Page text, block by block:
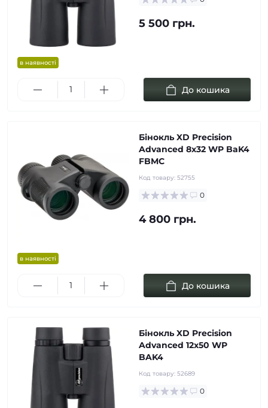
в наявності
5 500 грн.
До кошика
в наявності
Бінокль XD Precision
Advanced 8х32 WP BaK4
FBMC
Код товару: 52755
0
4 800 грн.
До кошика
Бінокль XD Precision
Advanced 12х50 WP
BAK4
Код товару: 52689
0